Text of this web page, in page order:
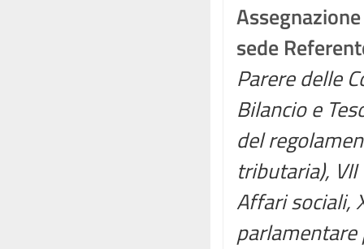
Assegnazione
sede
Parere delle
Bilancio e
del
tributaria),
Affari sociali,